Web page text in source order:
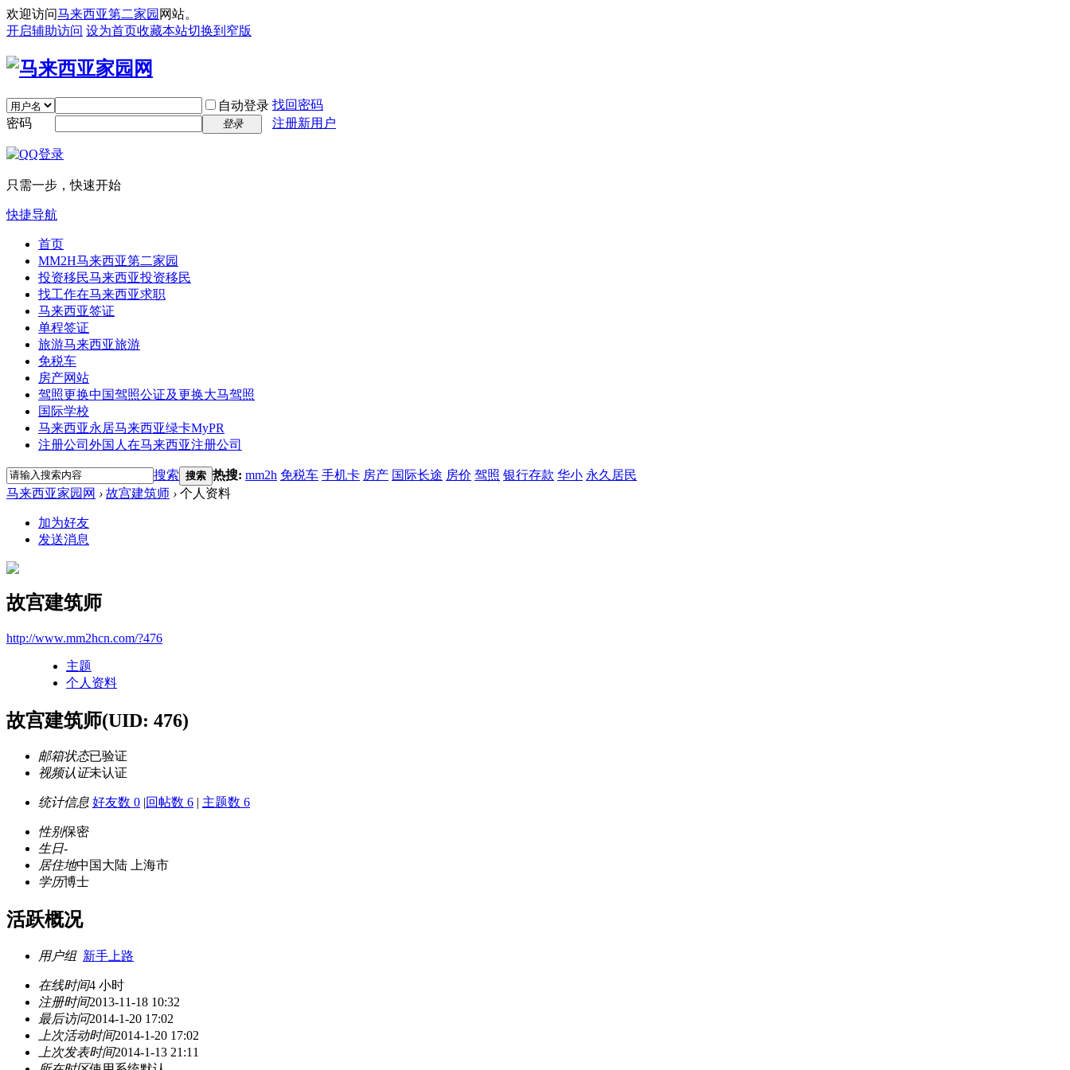
欢迎访问马来西亚第二家园 网站。
开启辅助访问 设为首页收藏本站切换到窄版
自动登录 找回密码
密码
登录 注册新用户
只需一步，快速开始
快捷导航
首页
MM2H马来西亚第二家园
投资移民马来西亚投资移民
找工作在马来西亚求职
马来西亚签证
单程签证
旅游马来西亚旅游
免税车
房产网站
驾照更换中国驾照公证及更换大马驾照
国际学校
马来西亚永居马来西亚绿卡MyPR
注册公司 外国人在马来西亚注册公司
搜索 搜索 热搜: mm2h 免税车 手机卡 房产 国际长途 房价 驾照 银行存款 华小 永久居民
马来西亚家园网 › 故宫建筑师 › 个人资料
加为好友
发送消息
故宫建筑师
http://www.mm2hcn.com/?476
主题
个人资料
故宫建筑师(UID: 476)
邮箱状态已验证
视频认证未认证
统计信息 好友数 0 |回帖数 6 | 主题数 6
性别保密
生日-
居住地中国大陆 上海市
学历博士
活跃概况
用户组 新手上路
在线时间4 小时
注册时间2013-11-18 10:32
最后访问2014-1-20 17:02
上次活动时间2014-1-20 17:02
上次发表时间2014-1-13 21:11